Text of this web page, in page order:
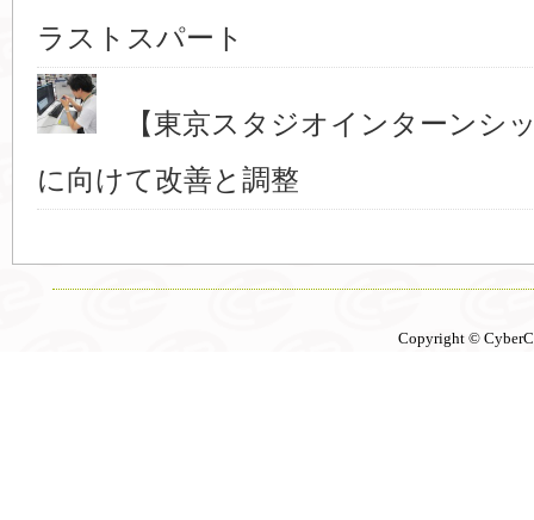
ラストスパート
【東京スタジオインターンシ
に向けて改善と調整
Copyright ©